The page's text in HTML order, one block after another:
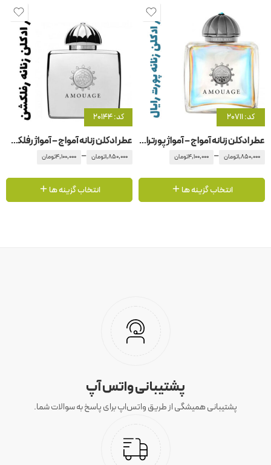
کد: 20711
عطر ادکلن زنانه آمواج – آمواژ پورترایال زنانه
1,850,000تومان –
4,100,000تومان
انتخاب گزینه ها
کد: 20144
عطر ادکلن زنانه آمواج – آمواژ رفلکشن
1,850,000تومان –
4,100,000تومان
انتخاب گزینه ها
پشتیبانی واتس آپ
پشتیبانی همیشگی از طریق واتس‌اپ برای پاسخ به سوالات شما.